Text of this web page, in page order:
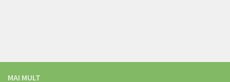
MAI MULT